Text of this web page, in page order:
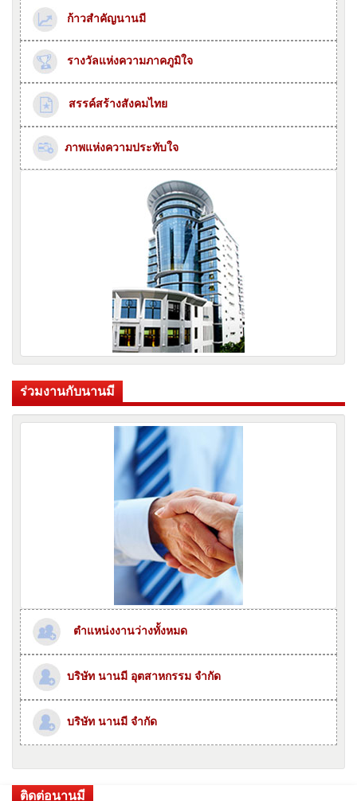
ก้าวสำคัญนานมี
รางวัลแห่งความภาคภูมิใจ
สรรค์สร้างสังคมไทย
ภาพแห่งความประทับใจ
ร่วมงานกับนานมี
ตำแหน่งงานว่างทั้งหมด
บริษัท นานมี อุตสาหกรรม จำกัด
บริษัท นานมี จำกัด
ติดต่อนานมี